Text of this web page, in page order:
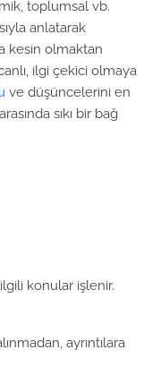
toplumsal vb.
anlatarak
kesin olmaktan
ilgi çekici olmaya
ve düşüncelerini en
sıkı bir bağ
konular işlenir.
ayrıntılara